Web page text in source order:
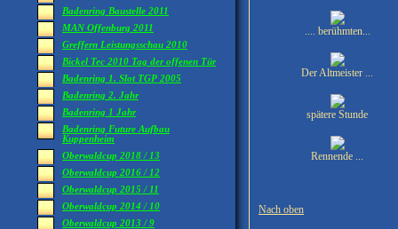
Badenring Baustelle 2011
MAN Offenburg 2011
Greffern Leistungsschau 2010
Bickel Tec 2010 Tag der offenen Tür
Badenring 1. Slot TGP 2005
Badenring 2. Jahr
Badenring 1 Jahr
Badenring Future Aufbau
Kuppenheim
Oberwaldcup 2018 / 13
Oberwaldcup 2016 / 12
Oberwaldcup 2015 / 11
Oberwaldcup 2014 / 10
Oberwaldcup 2013 / 9
.... berühmten...
Der Altmeister ...
spätere Stunde
Rennende ...
Nach oben